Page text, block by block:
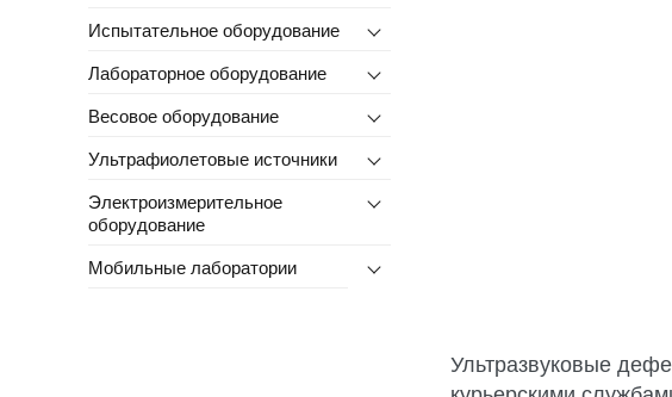
Испытательное оборудование
Лабораторное оборудование
Весовое оборудование
Ультрафиолетовые источники
Электроизмерительное
оборудование
Мобильные лаборатории
Ультразвуковые